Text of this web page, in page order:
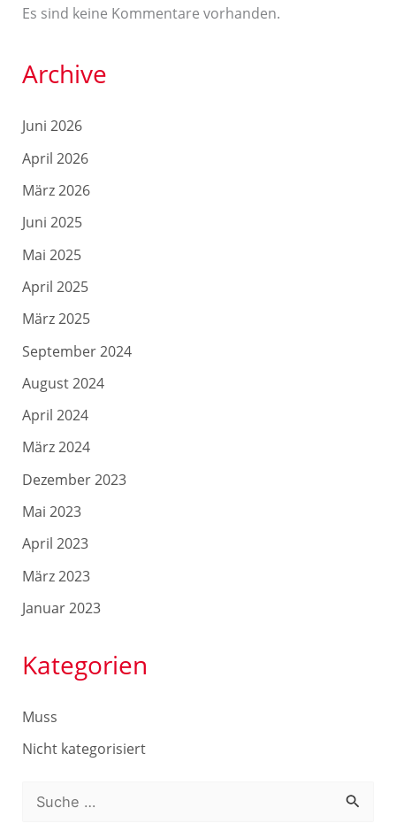
Es sind keine Kommentare vorhanden.
Archive
Juni 2026
April 2026
März 2026
Juni 2025
Mai 2025
April 2025
März 2025
September 2024
August 2024
April 2024
März 2024
Dezember 2023
Mai 2023
April 2023
März 2023
Januar 2023
Kategorien
Muss
Nicht kategorisiert